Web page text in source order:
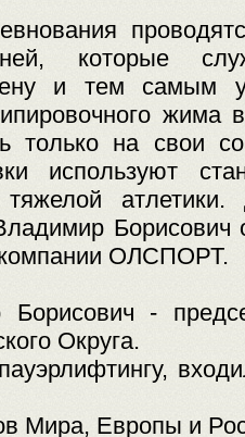
которые
и тем самым
жима
только на свои
используют
Борисович
компании ОЛСПОРТ.
-
Округа.
Мира, Европы и